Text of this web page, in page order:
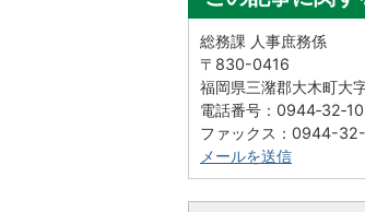
総務課 人事庶務係
〒830-0416
福岡県三潴郡大木町大
電話番号：
ファックス：0944-
メールを送信